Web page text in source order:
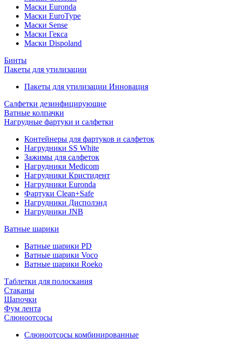
Маски Euronda
Маски EuroType
Маски Sense
Маски Гекса
Маски Dispoland
Бинты
Пакеты для утилизации
Пакеты для утилизации Инновация
Салфетки дезинфицирующие
Ватные колпачки
Нагрудные фартуки и салфетки
Контейнеры для фартуков и салфеток
Нагрудники SS White
Зажимы для салфеток
Нагрудники Medicom
Нагрудники Кристидент
Нагрудники Euronda
Фартуки Clean+Safe
Нагрудники Дисполэнд
Нагрудники JNB
Ватные шарики
Ватные шарики PD
Ватные шарики Voco
Ватные шарики Roeko
Таблетки для полоскания
Стаканы
Шапочки
Фум лента
Слюноотсосы
Слюноотсосы комбинированные